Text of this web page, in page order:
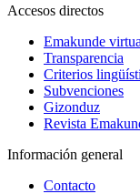
Accesos directos
Emakunde
Transparencia
Criterios
Subvenciones
Gizonduz
Revista
Información general
Contacto